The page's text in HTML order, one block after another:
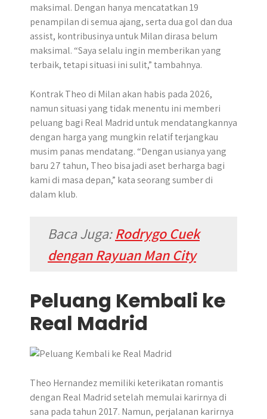
maksimal. Dengan hanya mencatatkan 19
penampilan di semua ajang, serta dua gol dan dua
assist, kontribusinya untuk Milan dirasa belum
maksimal. “Saya selalu ingin memberikan yang
terbaik, tetapi situasi ini sulit,” tambahnya.
Kontrak Theo di Milan akan habis pada 2026,
namun situasi yang tidak menentu ini memberi
peluang bagi Real Madrid untuk mendatangkannya
dengan harga yang mungkin relatif terjangkau
musim panas mendatang. “Dengan usianya yang
baru 27 tahun, Theo bisa jadi aset berharga bagi
kami di masa depan,” kata seorang sumber di
dalam klub.
Baca Juga:Rodrygo Cuek
dengan Rayuan Man City
Peluang Kembali ke
Real Madrid
Theo Hernandez memiliki keterikatan romantis
dengan Real Madrid setelah memulai karirnya di
sana pada tahun 2017. Namun, perjalanan karirnya